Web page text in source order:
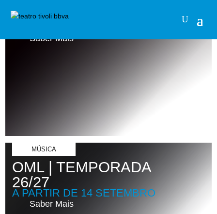
CARTE 2026
Saber Mais
MÚSICA
OML | TEMPORADA
26/27
A PARTIR DE 14 SETEMBRO
Saber Mais